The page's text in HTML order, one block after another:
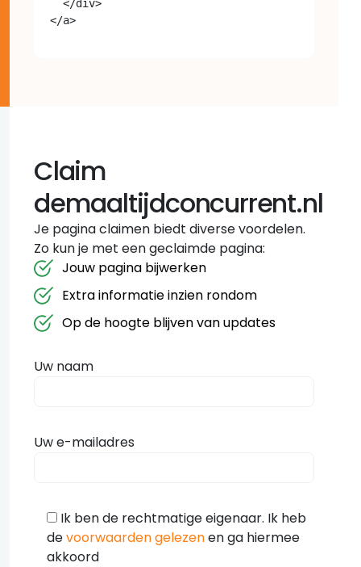
Claim
demaaltijdconcurrent.nl
Je pagina claimen biedt diverse voordelen.
Zo kun je met een geclaimde pagina:
Jouw pagina bijwerken
Extra informatie inzien rondom
Op de hoogte blijven van updates
Uw naam
Uw e-mailadres
Ik ben de rechtmatige eigenaar. Ik heb
devoorwaarden gelezenen ga hiermee
akkoord